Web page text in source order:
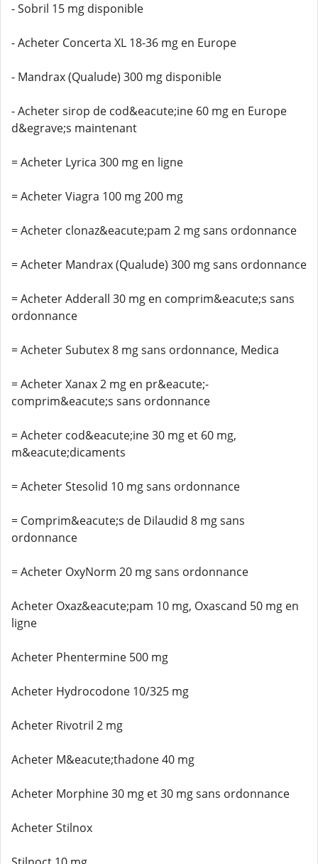
- Sobril 15 mg disponible
- Acheter Concerta XL 18-36 mg en Europe
- Mandrax (Qualude) 300 mg disponible
- Acheter sirop de cod&eacute;ine 60 mg en Europe
d&egrave;s maintenant
= Acheter Lyrica 300 mg en ligne
= Acheter Viagra 100 mg 200 mg
= Acheter clonaz&eacute;pam 2 mg sans ordonnance
= Acheter Mandrax (Qualude) 300 mg sans ordonnance
= Acheter Adderall 30 mg en comprim&eacute;s sans
ordonnance
= Acheter Subutex 8 mg sans ordonnance, Medica
= Acheter Xanax 2 mg en pr&eacute;-
comprim&eacute;s sans ordonnance
= Acheter cod&eacute;ine 30 mg et 60 mg,
m&eacute;dicaments
= Acheter Stesolid 10 mg sans ordonnance
= Comprim&eacute;s de Dilaudid 8 mg sans
ordonnance
= Acheter OxyNorm 20 mg sans ordonnance
Acheter Oxaz&eacute;pam 10 mg, Oxascand 50 mg en
ligne
Acheter Phentermine 500 mg
Acheter Hydrocodone 10/325 mg
Acheter Rivotril 2 mg
Acheter M&eacute;thadone 40 mg
Acheter Morphine 30 mg et 30 mg sans ordonnance
Acheter Stilnox